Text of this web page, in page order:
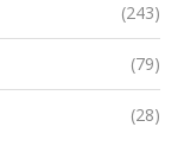
(243)
(79)
(28)